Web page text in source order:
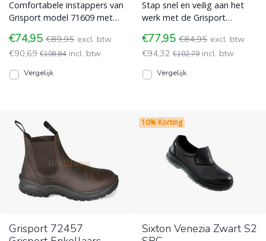
Comfortabele instappers van
Grisport model 71609 met
veiligheidsklasse S1P.
Werkschoenen zonder veters
€74,95 €89,95 excl. btw
€90,69 €108,84 incl. btw
Vergelijk
Stap snel en veilig aan het
werk met de Grisport
zwarte werkschoen met S
Werkschoenen zonder veters
€77,95 €84,95 excl. btw
€94,32 €102,79 incl. btw
Vergelijk
Grisport 72457
10% Korting
Sixton Venezia Zwart S2